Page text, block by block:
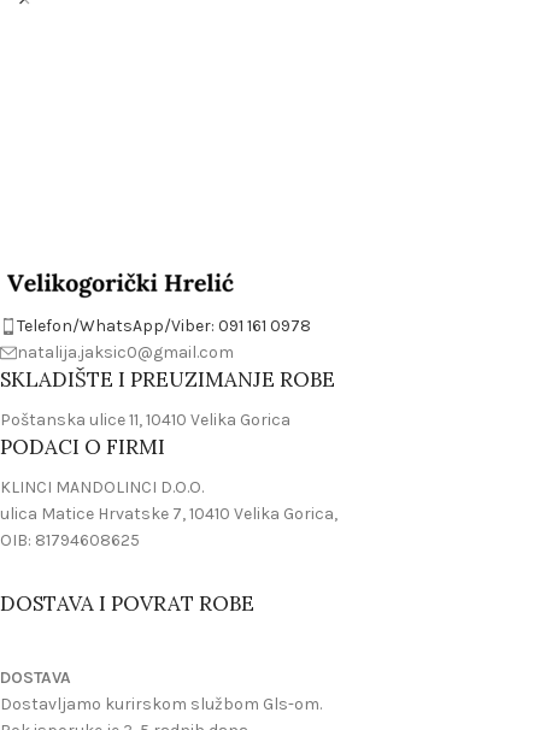
Telefon/WhatsApp/Viber: 091 161 0978
natalija.jaksic0@gmail.com
SKLADIŠTE I PREUZIMANJE ROBE
Poštanska ulice 11, 10410 Velika Gorica
PODACI O FIRMI
KLINCI MANDOLINCI D.O.O.
ulica Matice Hrvatske 7, 10410 Velika Gorica,
OIB: 81794608625
DOSTAVA I POVRAT ROBE
DOSTAVA
Dostavljamo kurirskom službom Gls-om.